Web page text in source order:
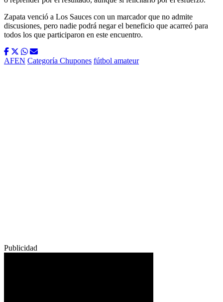
Zapata venció a Los Sauces con un marcador que no admite
discusiones, pero nadie podrá negar el beneficio que acarreó para
todos los que participaron en este encuentro.
AFEN Categoría Chupones fútbol amateur
Publicidad